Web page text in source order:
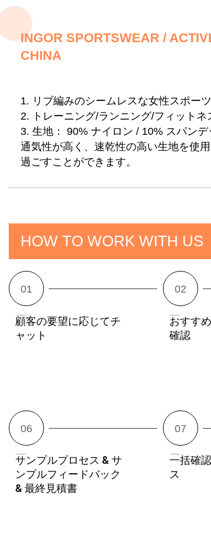
INGOR SPORTSWEAR /
CHINA
1. リブ編みのシームレスな女性スポー
2. トレーニング/ランニング/フィットネ
3. 生地： 90% ナイロン / 10% スパンデ
通気性が高く、速乾性の高い生地を使
過ごすことができます。
HOW TO WORK WITH US
顧客の要望に応じてチ
ャット
おすす
確認
サンプルプロセス & サ
ンプルフィードバック
& 最終見積書
一括確
ス